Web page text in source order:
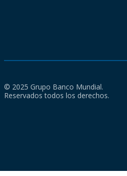
© 2025 Grupo Banco Mundial.
Reservados todos los derechos.